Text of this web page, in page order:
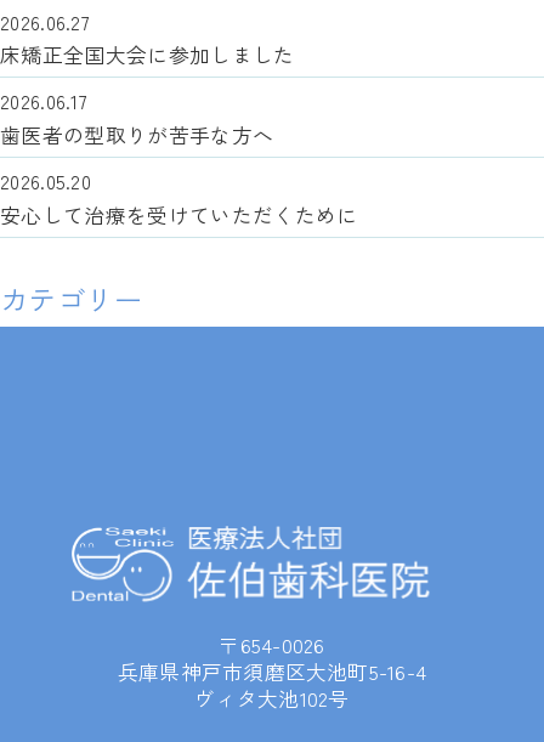
2026.06.27
床矯正全国大会に参加しました
2026.06.17
歯医者の型取りが苦手な方へ
2026.05.20
安心して治療を受けていただくために
カテゴリー
〒654-0026
兵庫県神戸市須磨区大池町5-16-4
ヴィタ大池102号